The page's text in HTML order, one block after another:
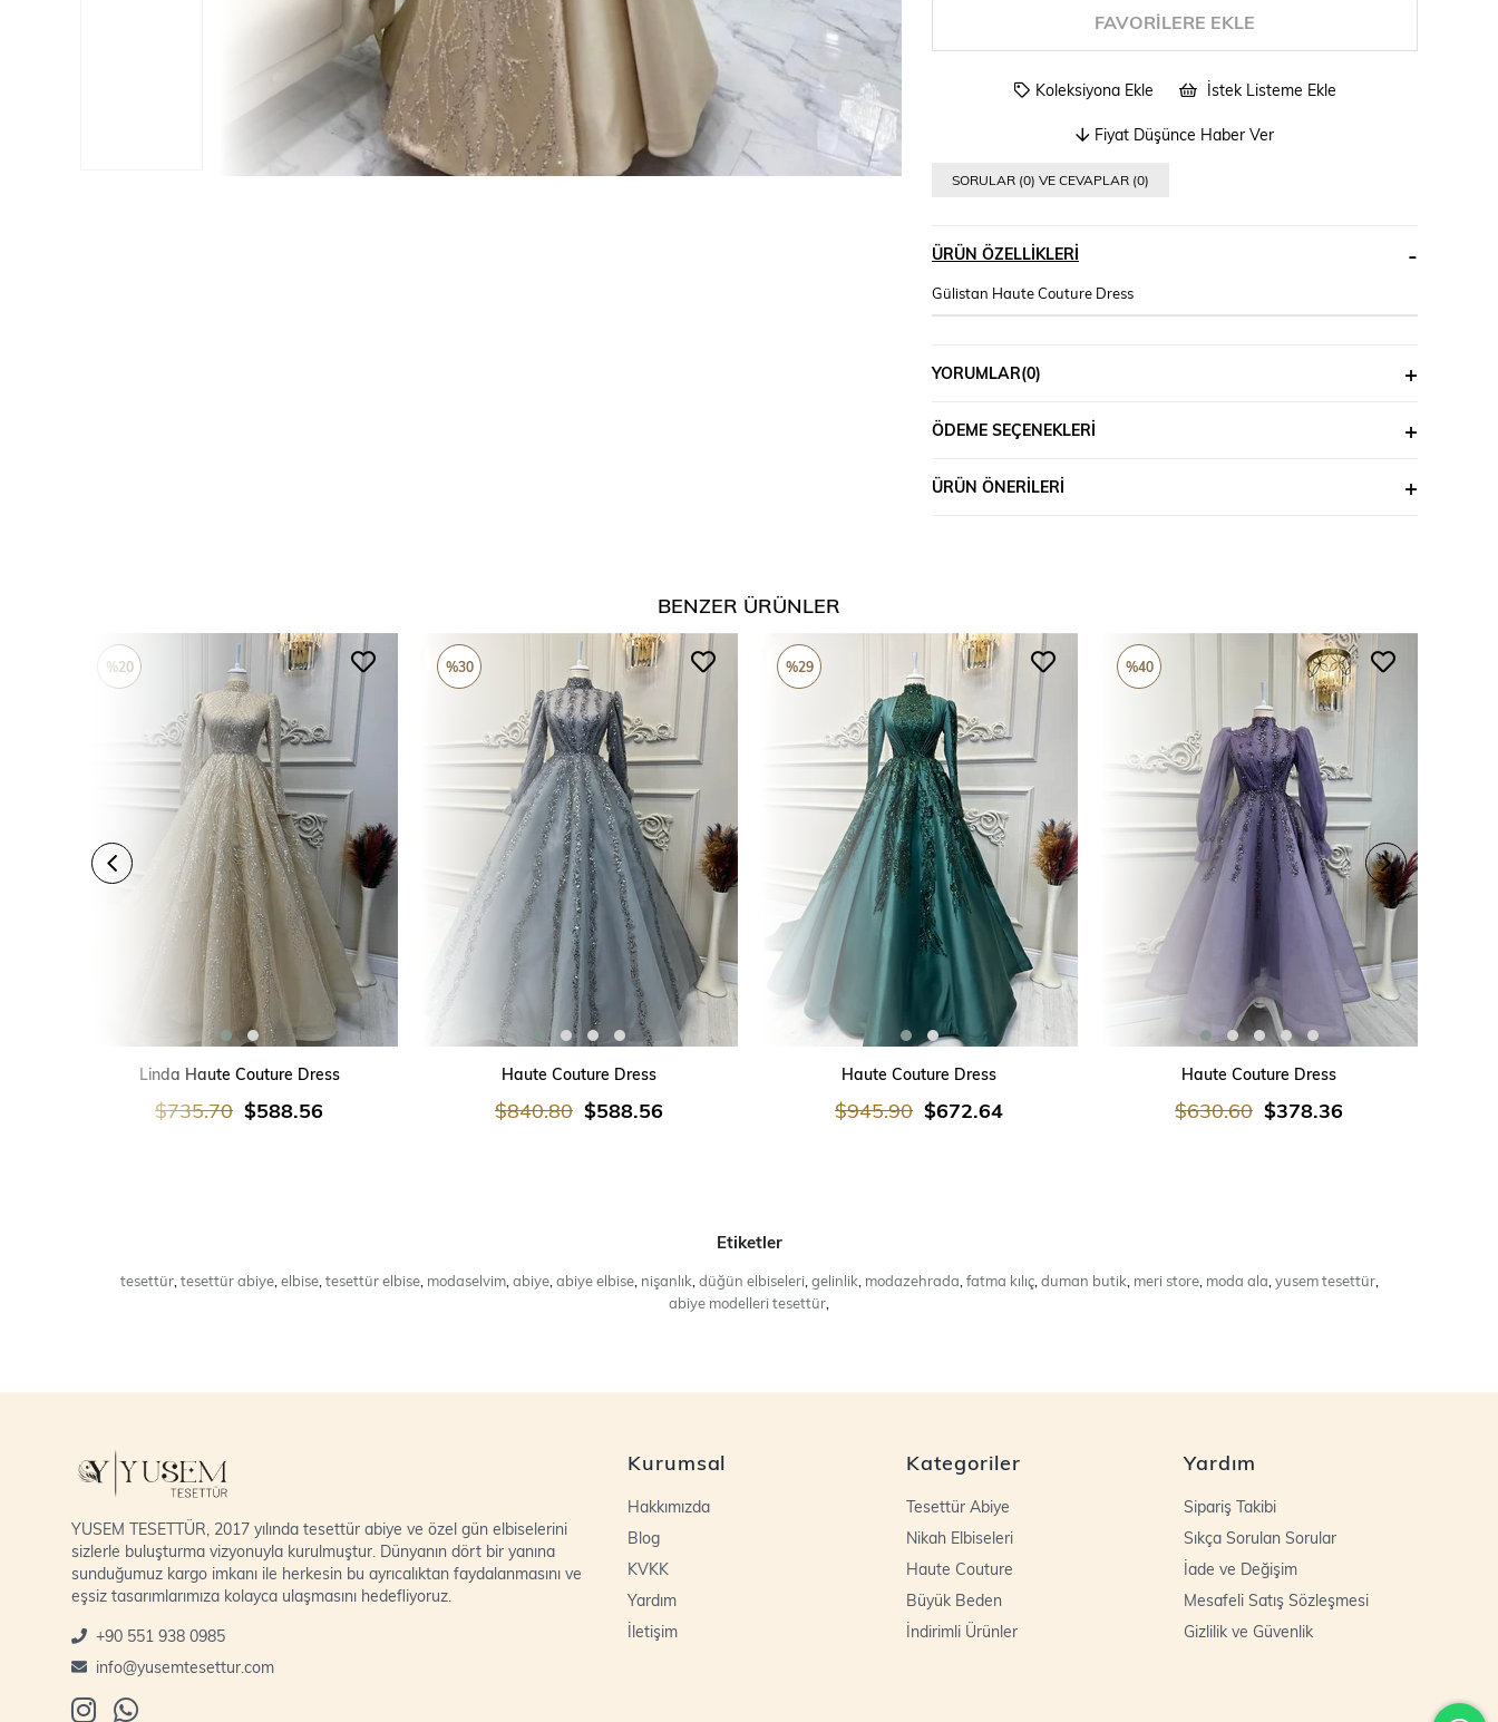
FAVORILERE EKLE
Koleksiyona Ekle İstek Listeme Ekle
Fiyat Düşünce Haber Ver
SORULAR (0) VE CEVAPLAR (0)
ÜRÜN ÖZELLIKLERI
Gülistan Haute Couture Dress
YORUMLAR(0)
ÖDEME SEÇENEKLERI
ÜRÜN ÖNERILERI
BENZER ÜRÜNLER
Linda Haute Couture Dress
$588.56
$735.70
%20
Haute Couture Dress
$588.56
$840.80
%30
Haute Couture Dress
$672.64
$945.90
%29
Haute Couture Dress
$378.36
$630.60
%40
Etiketler
tesettür, tesettür abiye, elbise, tesettür elbise, modaselvim, abiye, abiye elbise, nişanlık düğün elbiseleri, gelinlik modazehrada fatma kılıç, duman butik meri store, moda ala yusem tesettür,
abiye modelleri tesettür
YUSEM TESETTÜR, 2017 yılında tesettür abiye ve özel gün elbiselerini
sizlerle buluşturma vizyonuyla kurulmuştur. Dünyanın dört bir yanına
sunduğumuz kargo imkanı ile herkesin bu ayrıcalıktan faydalanmasını ve
eşsiz tasarımlarımıza kolayca ulaşmasını hedefliyoruz.
+90 551 938 0985
info@yusemtesettur.com
Kurumsal
Hakkımızda
Blog
KVKK
Yardım
İletişim
Kategoriler
Tesettür Abiye
Nikah Elbiseleri
Haute Couture
Büyük Beden
İndirimli Ürünler
Yardım
Sipariş Takibi
Sıkça Sorulan Sorular
İade ve Değişim
Mesafeli Satış Sözleşmesi
Gizlilik ve Güvenlik